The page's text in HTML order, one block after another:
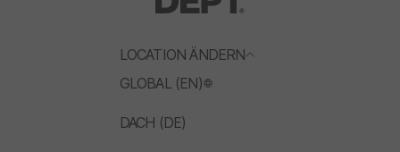
LOCATION ÄNDERN
GLOBAL (EN)
DACH (DE)